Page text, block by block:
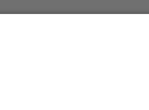
Steinbach/